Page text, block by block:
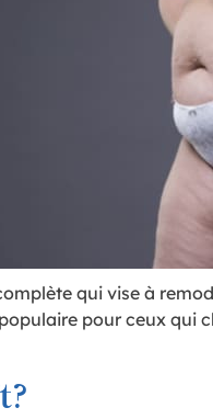
qui vise à
pour ceux qui